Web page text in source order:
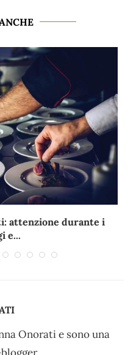
attenzione durante i
e...
Onorati e sono una